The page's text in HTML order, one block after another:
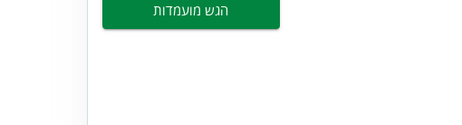
הגש מועמדות